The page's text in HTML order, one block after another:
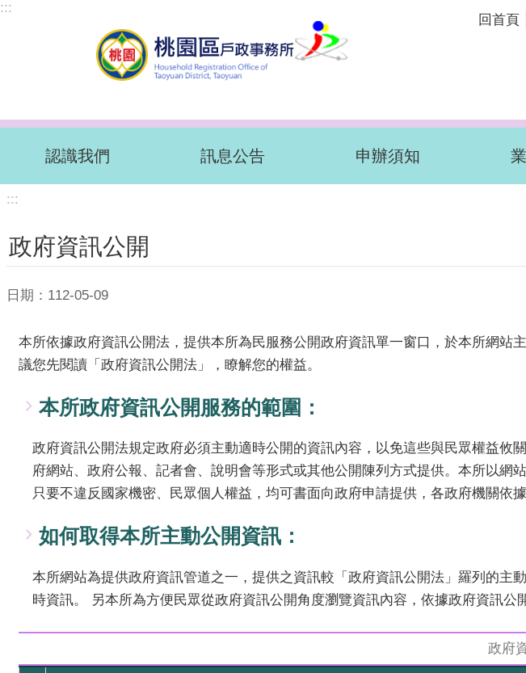
跳到主要內容區塊
:::
回首頁
認識我們 訊息公告 申辦須知
:::
政府資訊公開
日期：112-05-09
本所依據政府資訊公開法，提供本所為民服務公開政府資訊單一窗口，於本所網
議您先閱讀「政府資訊公開法」，瞭解您的權益。
本所政府資訊公開服務的範圍：
政府資訊公開法規定政府必須主動適時公開的資訊內容，以免這些與民眾權益
府網站、政府公報、記者會、說明會等形式或其他公開陳列方式提供。本所以網
只要不違反國家機密、民眾個人權益，均可書面向政府申請提供，各政府機關依
如何取得本所主動公開資訊：
本所網站為提供政府資訊管道之一，提供之資訊較「政府資訊公開法」羅列的
時資訊。 另本所為方便民眾從政府資訊公開角度瀏覽資訊內容，依據政府資訊
政府